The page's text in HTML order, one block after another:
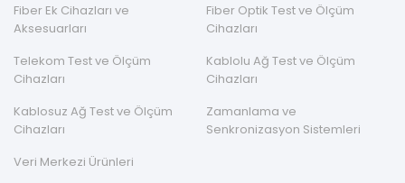
Fiber Ek Cihazları ve
Aksesuarları
Fiber Optik Test ve Ölçüm
Cihazları
Telekom Test ve Ölçüm
Cihazları
Kablolu Ağ Test ve Ölçüm
Cihazları
Kablosuz Ağ Test ve Ölçüm
Cihazları
Zamanlama ve
Senkronizasyon Sistemleri
Veri Merkezi Ürünleri